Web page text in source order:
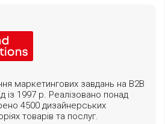
маркетингових завдань на B2B
із 1997 р. Реалізовано понад
4500 дизайнерських
товарів та послуг.